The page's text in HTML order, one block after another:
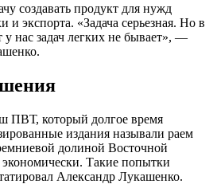
создавать продукт для нужд
и экспорта. «Задача серьезная. Но в
у нас задач легких не бывает», —
ПВТ, который долгое время
издания называли раем
долиной Восточной
Такие попытки
Александр Лукашенко.